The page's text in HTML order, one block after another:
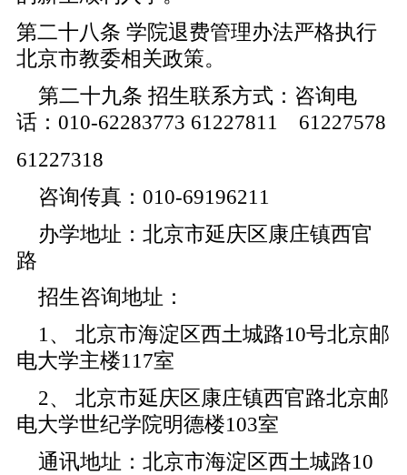
第二十八条 学院退费管理办法严格执行
北京市教委相关政策。
第二十九条 招生联系方式：咨询电
话：010-62283773 61227811 61227578
61227318
咨询传真：010-69196211
办学地址：北京市延庆区康庄镇西官
路
招生咨询地址：
1、 北京市海淀区西土城路10号北京邮
电大学主楼117室
2、 北京市延庆区康庄镇西官路北京邮
电大学世纪学院明德楼103室
通讯地址：北京市海淀区西土城路10